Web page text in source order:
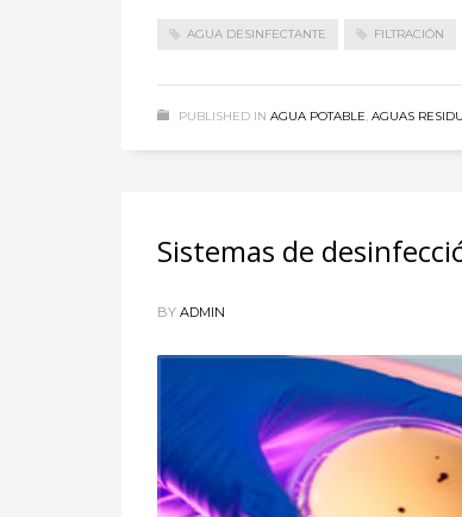
AGUA DESINFECTANTE FILTRACIÓN
PUBLISHED IN AGUA POTABLE, AGUAS
Sistemas de
BY ADMIN